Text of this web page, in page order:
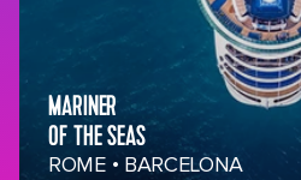
MARINER
OF THE SEAS
ROME • BARCELONA